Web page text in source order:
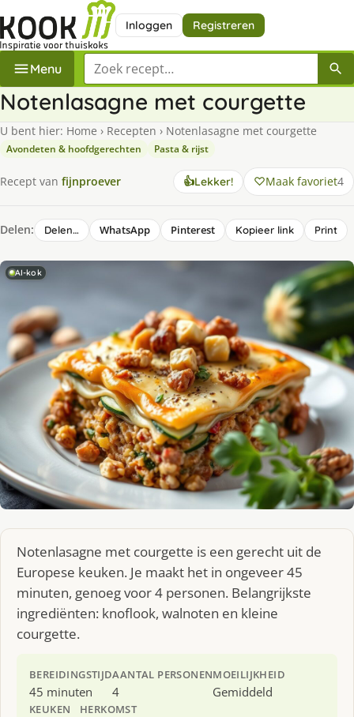
Inloggen Registreren
Menu Zoek een recept
Notenlasagne met courgette
U bent hier: Home › Recepten › Notenlasagne met courgette
Avondeten & hoofdgerechten Pasta & rijst
Recept van fijnproever 👍Lekker! Maak favoriet4
Delen: Delen… WhatsApp Pinterest Kopieer link Print
AI-kok
Notenlasagne met courgette is een gerecht uit de
Europese keuken. Je maakt het in ongeveer 45
minuten, genoeg voor 4 personen. Belangrijkste
ingrediënten: knoflook, walnoten en kleine
courgette.
BEREIDINGSTIJD
45 minuten
AANTAL PERSONEN
4
MOEILIJKHEID
Gemiddeld
KEUKEN HERKOMST